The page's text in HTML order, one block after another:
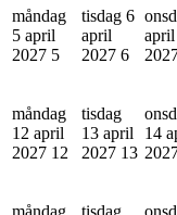
måndag
5 april
2027 5
tisdag 6
april
2027 6
april
måndag
12 april
2027 12
tisdag
13 april
2027 13
14
måndag
tisdag